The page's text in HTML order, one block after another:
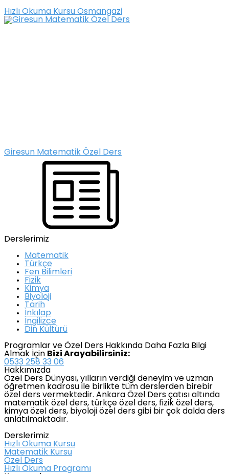
Hızlı Okuma Kursu Osmangazi
Giresun Matematik Özel Ders
Derslerimiz
Matematik
Türkçe
Fen Bilimleri
Fizik
Kimya
Biyoloji
Tarih
İnkılap
İngilizce
Din Kültürü
Programlar ve Özel Ders Hakkında Daha Fazla Bilgi
Almak İçin Bizi Arayabilirsiniz:
0533 258 33 06
Hakkımızda
Özel Ders Dünyası, yılların verdiği deneyim ve uzman
öğretmen kadrosu ile birlikte tüm derslerden birebir
özel ders vermektedir. Ankara Özel Ders çatısı altında
matematik özel ders, türkçe özel ders, fizik özel ders,
kimya özel ders, biyoloji özel ders gibi bir çok dalda ders
anlatılmaktadır.
Derslerimiz
Hızlı Okuma Kursu
Matematik Kursu
Özel Ders
Hızlı Okuma Programı